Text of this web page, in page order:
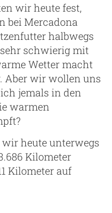
wir heute fest,
bei Mercadona
halbwegs
schwierig mit
Wetter macht
Aber wir wollen uns
jemals in den
warmen
heute unterwegs
Kilometer
Kilometer auf